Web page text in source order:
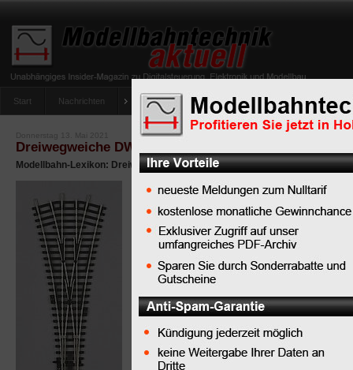
Start Nachrichten Tipps Newsletter Archiv Magazin
umfrage-viessmann-multiprotokoll-lichtdecoder
Donnerstag 13. Mai 2021
Dreiwegweiche DWW
Modellbahn-Lexikon: Dreiwegweiche
Für die
Funktionalität
und
Befahrbarkeit
einer
Weichen im
Rolle. Ganz besonders
Dreiwegweichen
als „Doppelweiche“
way switch) sind von